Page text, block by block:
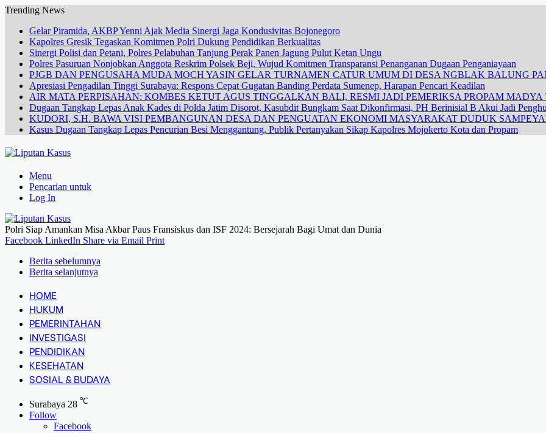
Trending News
Gelar Piramida, AKBP Yenni Ajak Media Sinergi Jaga Kondusivitas Bojonegoro
Kapolres Gresik Tegaskan Komitmen Polri Dukung Pendidikan Berkualitas
Sinergi Polisi dan Petani, Polres Pelabuhan Tanjung Perak Panen Jagung Pulut Ketan Ungu
Polres Pasuruan Nonjobkan Anggota Reskrim Polsek Beji, Wujud Komitmen Transparansi Penanganan Dugaan Penganiayaan
PJGB DAN PENGUSAHA MUDA MOCH YASIN GELAR TURNAMEN CATUR UMUM DI DESA NGBLAK BALUNG
Apresiasi Pengadilan Tinggi Surabaya: Respons Cepat Gugatan Banding Perdata Sumenep, Harapan Pencari Keadilan
AIR MATA PERPISAHAN: KOMBES KETUT AGUS TINGGALKAN BALI, RESMI JADI PEMERIKSA PROPAM
Dugaan Tangkap Lepas Anak Kades di Polda Jatim Disorot, Kasubdit Bungkam Saat Dikonfirmasi, PH Berinisial B Akui Jadi
KUDORI, S.H. BAWA VISI PEMBANGUNAN DESA DAN PENGUATAN EKONOMI MASYARAKAT DUDUK
Kasus Dugaan Tangkap Lepas Pencurian Besi Menggantung, Publik Pertanyakan Sikap Kapolres Mojokerto Kota dan Propam
Menu
Pencarian untuk
Log In
Polri Siap Amankan Misa Akbar Paus Fransiskus dan ISF 2024: Bersejarah Bagi Umat dan Dunia
Facebook LinkedIn Share via Email Print
Berita sebelumnya
Berita selanjutnya
HOME
HUKUM
PEMERINTAHAN
INVESTIGASI
PENDIDIKAN
KESEHATAN
SOSIAL & BUDAYA
Surabaya 28 ℃
Follow
Facebook